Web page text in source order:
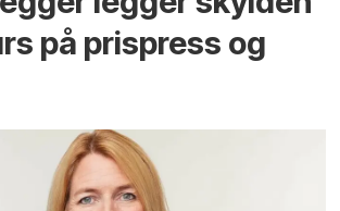
på prispress og